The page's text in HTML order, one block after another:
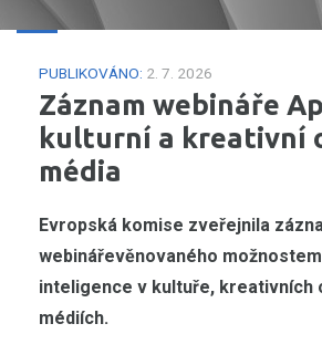
PUBLIKOVÁNO: 2. 7. 2026
Záznam webináře
kulturní a kreativní
média
Evropská komise zveřejnila
webinářevěnovaného
inteligence v kultuře, kreativních
médiích.